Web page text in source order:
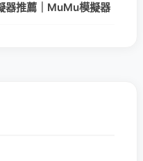
器推薦｜MuMu模擬器